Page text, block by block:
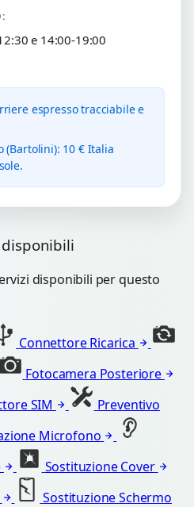
e 14:00-19:00
espresso tracciabile e
(Bartolini): 10 € Italia
disponibili per questo
Connettore Ricarica
Fotocamera Posteriore
SIM
Preventivo
Microfono
Sostituzione Cover
Sostituzione Schermo